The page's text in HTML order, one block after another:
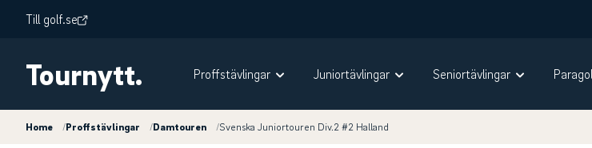
Till golf.se
Tournytt. Proffstävlingar Juniortävlingar Seniortävlingar
Home /Proffstävlingar /Damtouren /Svenska Juniortouren Div.2 #2 Halland